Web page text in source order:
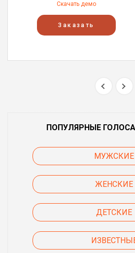
Скачать демо
Заказать
ПОПУЛЯРНЫЕ
МУЖСКИЕ
ЖЕНСКИЕ
ДЕТСКИЕ